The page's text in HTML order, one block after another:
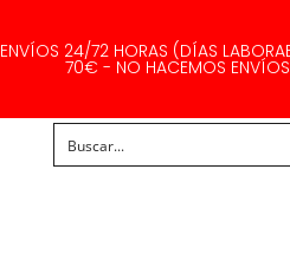
ENVÍOS 24/72 HORAS (DÍAS
70€ - NO HACEMOS ENVÍOS